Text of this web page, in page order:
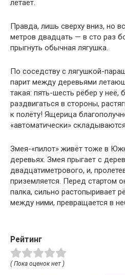
летает.
Правда, лишь сверху вниз, но
метров двадцать — в сто раз
прыгнуть обычная лягушка.
По соседству с лягушкой-
парит между деревьями
такая: пять-шесть рёбер у неё,
раздвигаться в стороны,
к полёту! Ящерица
«автоматически»
Змея-«пилот» живёт тоже в
деревьях. Змея прыгает с
двадцатиметрового, и,
приземляется. Перед стартом
палка, сильно растопыривает
между ними, превращается в
Рейтинг
( Пока оценок нет )